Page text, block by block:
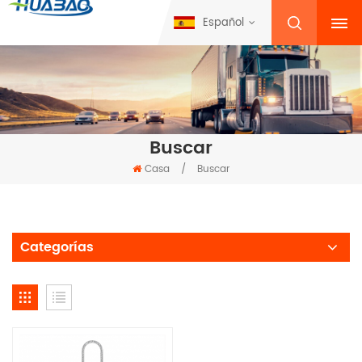
Español
Buscar
Casa / Buscar
Categorías